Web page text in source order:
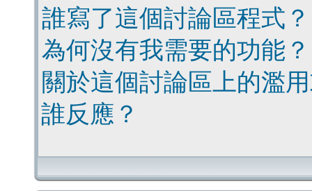
誰寫了這個討論區程式？
為何沒有我需要的功能？
關於這個討論區上的濫
誰反應？